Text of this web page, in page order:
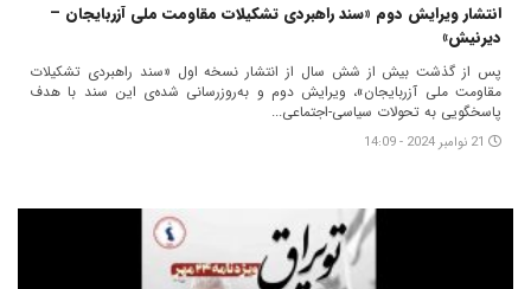
انتشار ویرایش دوم «سند راهبردی تشکیلات مقاومت ملی آزربایجان –
دیرنیش»
پس از گذشت بیش از شش سال از انتشار نسخه اول «سند راهبردی تشکیلات
مقاومت ملی آزربایجان»، ویرایش دوم و به‌روزرسانی شده‌ی این سند با هدف
پاسخگویی به تحولات سیاسی-اجتماعی...
21 نوامبر 2024 - 14:09